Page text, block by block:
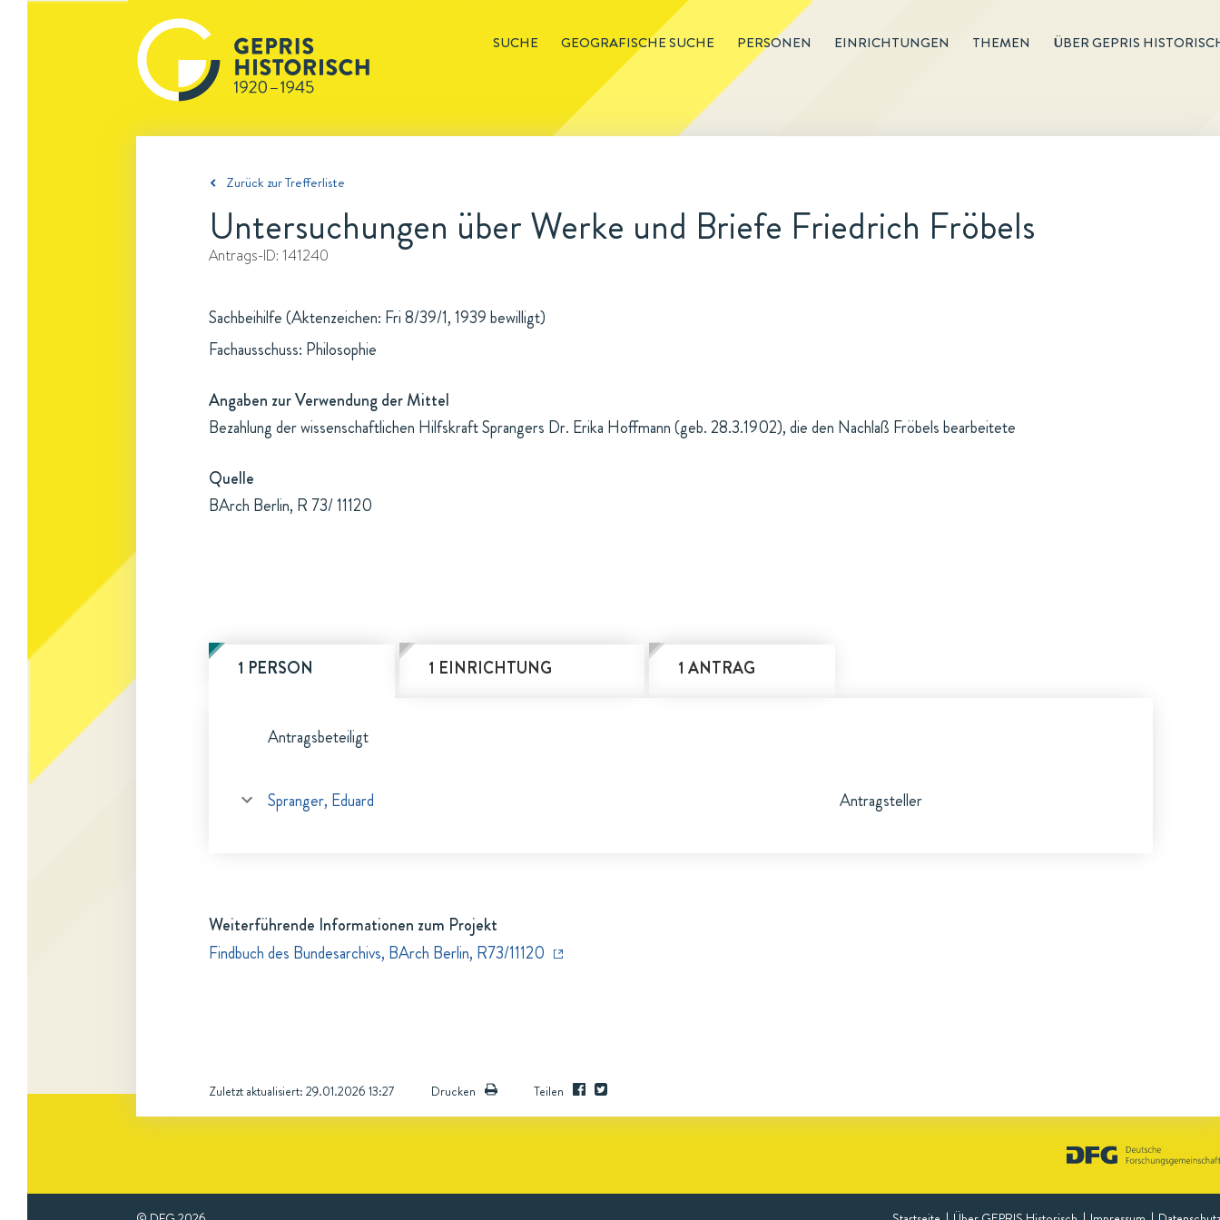
SUCHE GEOGRAFISCHE SUCHE PERSONEN EINRICHTUNGEN THEMEN ÜBER GEPRIS
Zurück zur Trefferliste
Untersuchungen über Werke und Briefe Friedrich Fröbels
Antrags-ID: 141240
Sachbeihilfe (Aktenzeichen: Fri 8/39/1, 1939 bewilligt)
Fachausschuss: Philosophie
Angaben zur Verwendung der Mittel
Bezahlung der wissenschaftlichen Hilfskraft Sprangers Dr. Erika Hoffmann (geb. 28.3.1902), die den Nachlaß Fröbels bearbeitete
Quelle
BArch Berlin, R 73/ 11120
1 PERSON 1 EINRICHTUNG 1 ANTRAG
Antragsbeteiligt
Spranger, Eduard Antragsteller
Weiterführende Informationen zum Projekt
Findbuch des Bundesarchivs, BArch Berlin, R73/11120
Zuletzt aktualisiert: 29.01.2026 13:27 Drucken Teilen